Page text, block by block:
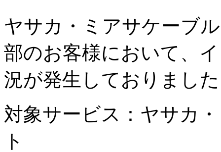
ヤサカ・ミアサケーブ
部のお客様において、
況が発生しておりまし
対象サービス：ヤサカ
ト